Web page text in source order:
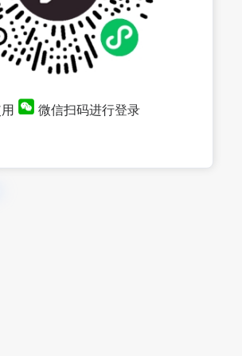
微信扫码进行登录